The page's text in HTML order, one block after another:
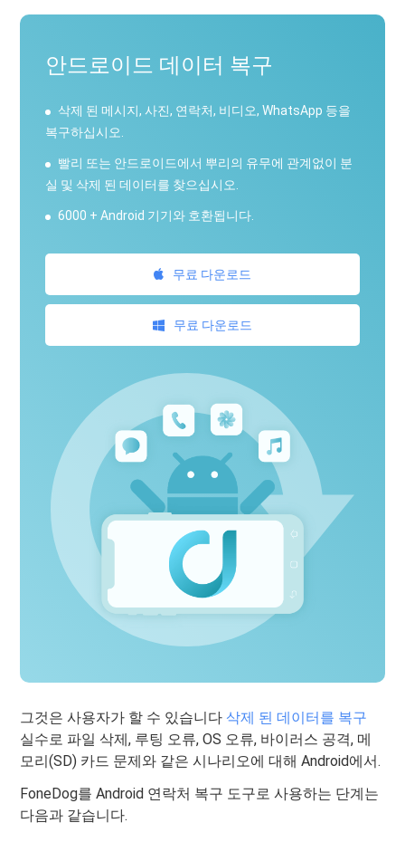
안드로이드 데이터 복구
삭제 된 메시지, 사진, 연락처, 비디오, WhatsApp 등을
복구하십시오.
빨리 또는 안드로이드에서 뿌리의 유무에 관계없이 분
실 및 삭제 된 데이터를 찾으십시오.
6000 + Android 기기와 호환됩니다.
무료 다운로드
무료 다운로드
그것은 사용자가 할 수 있습니다 삭제 된 데이터를 복구
실수로 파일 삭제, 루팅 오류, OS 오류, 바이러스 공격, 메
모리(SD) 카드 문제와 같은 시나리오에 대해 Android에서.
FoneDog를 Android 연락처 복구 도구로 사용하는 단계는
다음과 같습니다.